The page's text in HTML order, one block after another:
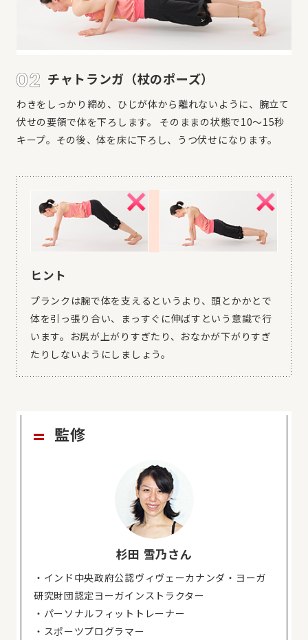
チャトランガ（杖のポーズ）
わきをしっかり締め、ひじが体から離れないように、腕立て
伏せの要領で体を下ろします。 そのままの状態で10～15秒
キープ。その後、体を床に下ろし、うつ伏せになります。
ヒント
プランクは腕で体を支えるというより、頭とかかとで
体を引っ張り合い、まっすぐに伸ばすという意識で行
います。お尻が上がりすぎたり、おなかが下がりすぎ
たりしないようにしましょう。
監修
杉田 雪乃さん
・インド中央政府公認ヴィヴェーカナンダ・ヨーガ
研究財団認定ヨーガインストラクター
・パーソナルフィットトレーナー
・スポーツプログラマー